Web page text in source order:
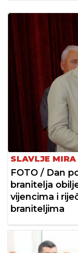
SLAVLJE
FOTO / Dan
branitelja
vijencima i
braniteljima